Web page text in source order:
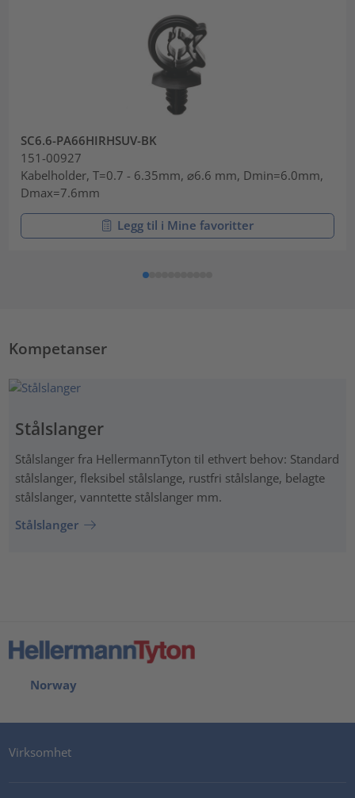
SC6.6-PA66HIRHSUV-BK
151-00927
Kabelholder, T=0.7 - 6.35mm, ⌀6.6 mm, Dmin=6.0mm,
Dmax=7.6mm
Legg til i Mine favoritter
Kompetanser
Stålslanger
Stålslanger fra HellermannTyton til ethvert behov: Standard
stålslanger, fleksibel stålslange, rustfri stålslange, belagte
stålslanger, vanntette stålslanger mm.
Stålslanger
Norway
Virksomhet